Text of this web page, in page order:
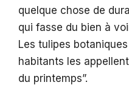
quelque chose de
qui fasse du bien à
Les tulipes
habitants les
du printemps”.